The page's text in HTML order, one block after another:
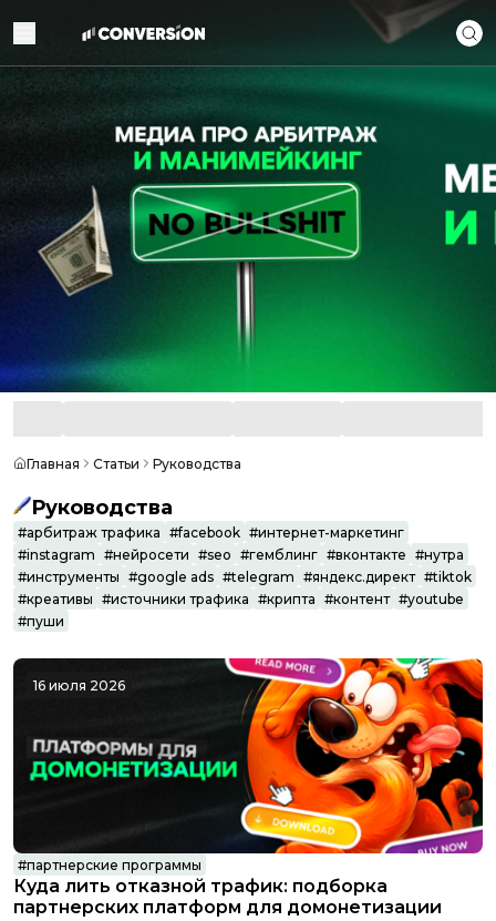
Главная Статьи Руководства
Руководства
#арбитраж трафика #facebook #интернет-маркетинг
#instagram #нейросети #seo #гемблинг #вконтакте #нутра
#инструменты #google ads #telegram #яндекс.директ #tiktok
#креативы #источники трафика #крипта #контент #youtube
#пуши
16 июля 2026
Conversion
#партнерские программы
Куда лить отказной трафик: подборка
партнерских платформ для домонетизации